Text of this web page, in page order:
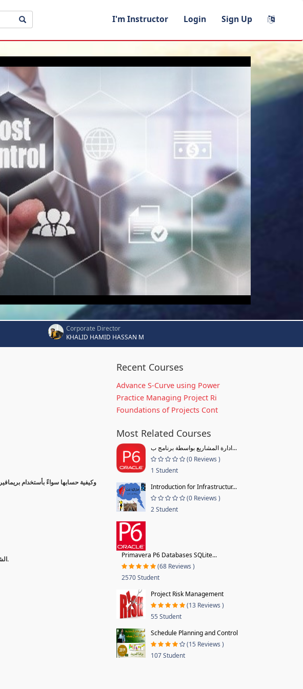
I'm Instructor Login Sign Up
Corporate Director
KHALID HAMID HASSAN M
الشرح بناءً على خبرة عملية في أرض الواقع و المشاريع وسيتم رفع وشرح نفس التقارير التي أتعامل بها بشكل يومي أو أسبوعي في عملي.
Recent Courses
Advance S-Curve using Power
Practice Managing Project Ri
Foundations of Projects Cont
Most Related Courses
ادارة المشاريع بواسطة برنامج ب...
(0 Reviews )
1 Student
Introduction for Infrastructur...
(0 Reviews )
2 Student
Primavera P6 Databases SQLite...
(68 Reviews )
2570 Student
Project Risk Management
(13 Reviews )
55 Student
Schedule Planning and Control
(15 Reviews )
107 Student